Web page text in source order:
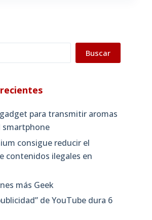
Buscar
para transmitir aromas
smartphone
consigue reducir el
contenidos ilegales en
más Geek
de YouTube dura 6